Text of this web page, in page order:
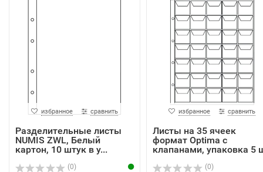
избранное сравнить
Разделительные листы
NUMIS ZWL, Белый
картон, 10 штук в у...
(0)
избранное сравнить
Листы на 35 ячеек
формат Optima с
клапанами, упаковка 5
(0)